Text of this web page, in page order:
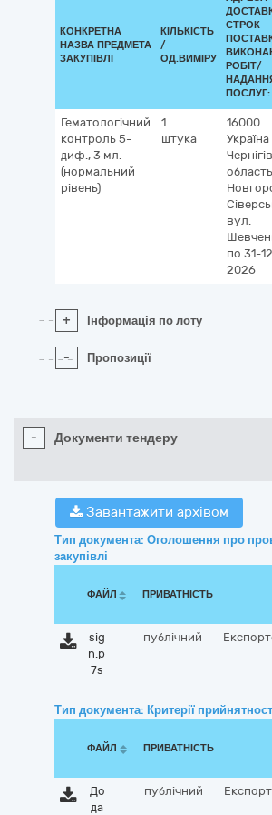
КОНКРЕТНА
НАЗВА ПРЕДМЕТА
ЗАКУПІВЛІ
КІЛЬКІСТЬ
/
ОД.ВИМІРУ
СТРОК
РОБІТ/
ПОСЛУГ:
Гематологічний
контроль 5-
диф., 3 мл.
(нормальний
рівень)
1
штука
16000
Україна
область
вул.
по 31-
2026
+ Інформація по лоту
- Пропозиції
- Документи тендеру
Завантажити архівом
Тип документа: Оголошення про
закупівлі
ФАЙЛ ПРИВАТНІСТЬ
sig
n.p
7s
публічний
Тип документа: Критерії
ФАЙЛ ПРИВАТНІСТЬ
До
да
публічний